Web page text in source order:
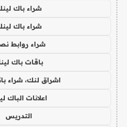
شراء باك
شراء باك
شراء روابط
باقات باك
اشراق لنك، شراء
اعلانات الباك
التدريس